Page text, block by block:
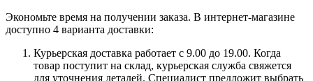
Экономьте время на получении заказа. В интернет-магазине
доступно 4 варианта доставки:
Курьерская доставка работает с 9.00 до 19.00. Когда
товар поступит на склад, курьерская служба свяжется
для уточнения деталей. Специалист предложит выбрать